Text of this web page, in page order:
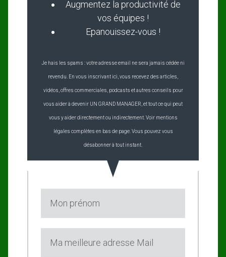
Augmentez la productivité de
vos équipes !
Epanouissez-vous !
Je hais les spams : votre adresse email ne sera jamais cédée ni
revendu. En vous inscrivant ici, vous recevez des articles,
vidéos, offres commerciales, podcasts et autres conseils pour
vous aider à devenir UN GRAND MANAGER, et tout ce qui peut
vous y aider directement ou indirectement. Voir mentions
légales complètes en bas de page. Vous pouvez vous
désabonner à tout instant.